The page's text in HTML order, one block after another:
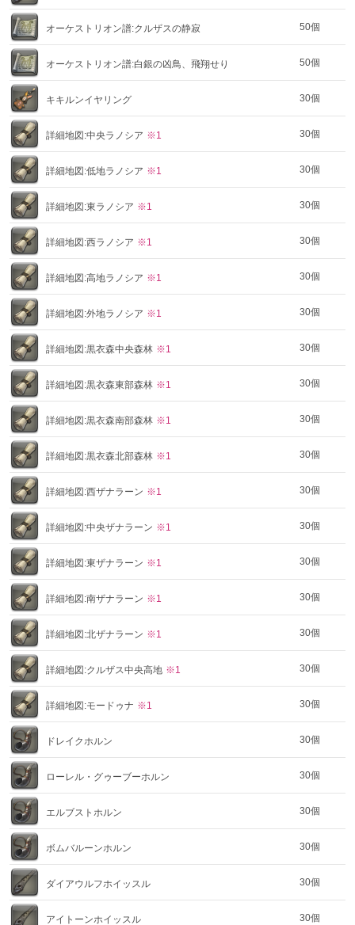
オーケストリオン譜:クルザスの静寂 50個
オーケストリオン譜:白銀の凶鳥、飛翔せり 50個
キキルンイヤリング 30個
詳細地図:中央ラノシア ※1 30個
詳細地図:低地ラノシア ※1 30個
詳細地図:東ラノシア ※1 30個
詳細地図:西ラノシア ※1 30個
詳細地図:高地ラノシア ※1 30個
詳細地図:外地ラノシア ※1 30個
詳細地図:黒衣森中央森林 ※1 30個
詳細地図:黒衣森東部森林 ※1 30個
詳細地図:黒衣森南部森林 ※1 30個
詳細地図:黒衣森北部森林 ※1 30個
詳細地図:西ザナラーン ※1 30個
詳細地図:中央ザナラーン ※1 30個
詳細地図:東ザナラーン ※1 30個
詳細地図:南ザナラーン ※1 30個
詳細地図:北ザナラーン ※1 30個
詳細地図:クルザス中央高地 ※1 30個
詳細地図:モードゥナ ※1 30個
ドレイクホルン 30個
ローレル・グゥーブーホルン 30個
エルブストホルン 30個
ボムバルーンホルン 30個
ダイアウルフホイッスル 30個
アイトーンホイッスル 30個